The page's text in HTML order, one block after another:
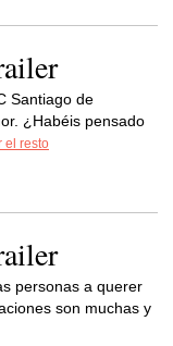
Santiago de
¿Habéis pensado
el resto
personas a querer
son muchas y